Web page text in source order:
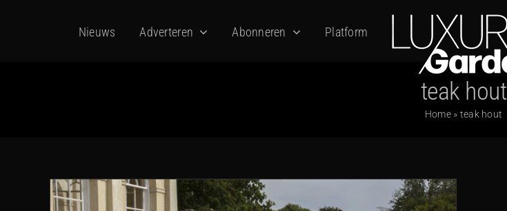
Nieuws Adverteren Abonneren Platform
teak hout
Home» teak hout